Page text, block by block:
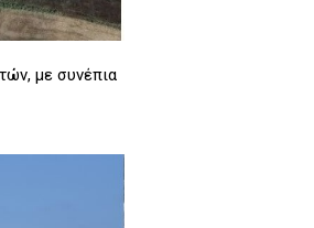
με συνέπια